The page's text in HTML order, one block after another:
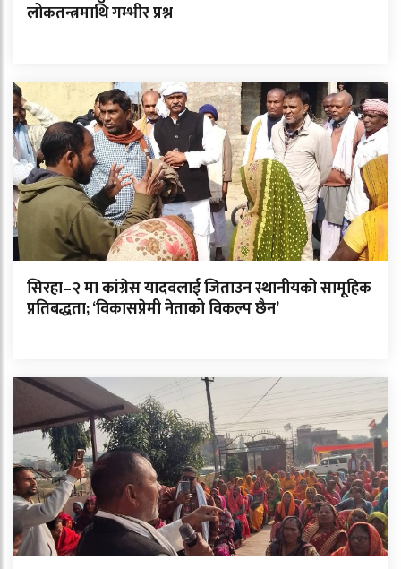
लोकतन्त्रमाथि गम्भीर प्रश्न
सिरहा–२ मा कांग्रेस यादवलाई जिताउन स्थानीयको सामूहिक
प्रतिबद्धता; ‘विकासप्रेमी नेताको विकल्प छैन’